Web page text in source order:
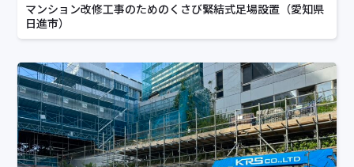
マンション改修工事のためのくさび緊結式足場設置（愛知県
日進市）